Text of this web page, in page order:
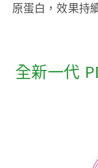
原蛋白，效果持
全新一代